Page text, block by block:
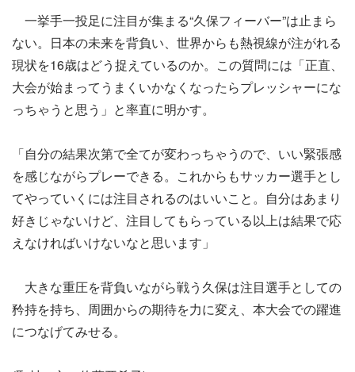
一挙手一投足に注目が集まる“久保フィーバー”は止まら
ない。日本の未来を背負い、世界からも熱視線が注がれる
現状を16歳はどう捉えているのか。この質問には「正直、
大会が始まってうまくいかなくなったらプレッシャーにな
っちゃうと思う」と率直に明かす。
「自分の結果次第で全てが変わっちゃうので、いい緊張感
を感じながらプレーできる。これからもサッカー選手とし
てやっていくには注目されるのはいいこと。自分はあまり
好きじゃないけど、注目してもらっている以上は結果で応
えなければいけないなと思います」
大きな重圧を背負いながら戦う久保は注目選手としての
矜持を持ち、周囲からの期待を力に変え、本大会での躍進
につなげてみせる。